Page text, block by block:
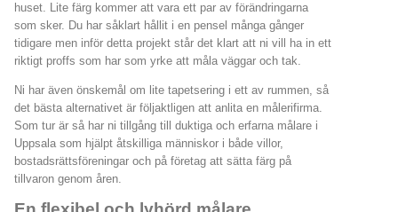
huset. Lite färg kommer att vara ett par av förändringarna
som sker. Du har såklart hållit i en pensel många gånger
tidigare men inför detta projekt står det klart att ni vill ha in ett
riktigt proffs som har som yrke att måla väggar och tak.
Ni har även önskemål om lite tapetsering i ett av rummen, så
det bästa alternativet är följaktligen att anlita en målerifirma.
Som tur är så har ni tillgång till duktiga och erfarna målare i
Uppsala som hjälpt åtskilliga människor i både villor,
bostadsrättsföreningar och på företag att sätta färg på
tillvaron genom åren.